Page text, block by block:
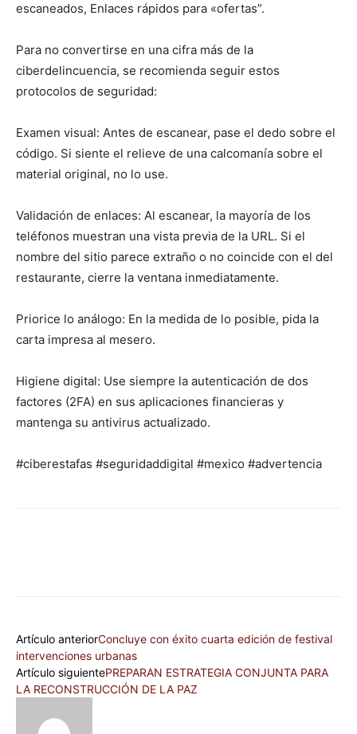
escaneados, Enlaces rápidos para «ofertas”.
Para no convertirse en una cifra más de la
ciberdelincuencia, se recomienda seguir estos
protocolos de seguridad:
Examen visual: Antes de escanear, pase el dedo sobre el
código. Si siente el relieve de una calcomanía sobre el
material original, no lo use.
Validación de enlaces: Al escanear, la mayoría de los
teléfonos muestran una vista previa de la URL. Si el
nombre del sitio parece extraño o no coincide con el del
restaurante, cierre la ventana inmediatamente.
Priorice lo análogo: En la medida de lo posible, pida la
carta impresa al mesero.
Higiene digital: Use siempre la autenticación de dos
factores (2FA) en sus aplicaciones financieras y
mantenga su antivirus actualizado.
#ciberestafas #seguridaddigital #mexico #advertencia
Artículo anteriorConcluye con éxito cuarta edición de festival
intervenciones urbanas
Artículo siguientePREPARAN ESTRATEGIA CONJUNTA PARA
LA RECONSTRUCCIÓN DE LA PAZ